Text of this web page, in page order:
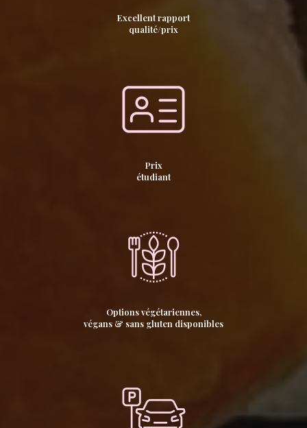
Excellent rapport
qualité/prix
Prix
étudiant
Options végétariennes,
végans & sans gluten disponibles